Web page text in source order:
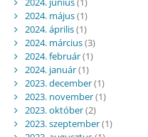
2024. május(1)
2024. április(1)
2024. március(3)
2024. február(1)
2024. január(1)
2023. december(1)
2023. november(1)
2023. október(2)
2023. szeptember(1)